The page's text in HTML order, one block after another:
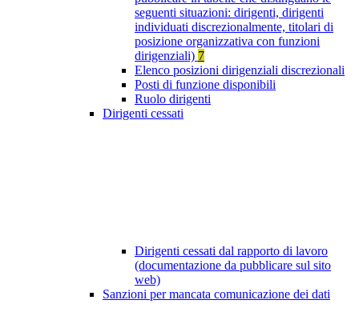
seguenti situazioni: dirigenti, dirigenti
individuati discrezionalmente, titolari di
posizione organizzativa con funzioni
dirigenziali) 7
Elenco posizioni dirigenziali discrezionali
Posti di funzione disponibili
Ruolo dirigenti
Dirigenti cessati
Dirigenti cessati dal rapporto di lavoro
(documentazione da pubblicare sul sito
web)
Sanzioni per mancata comunicazione dei dati